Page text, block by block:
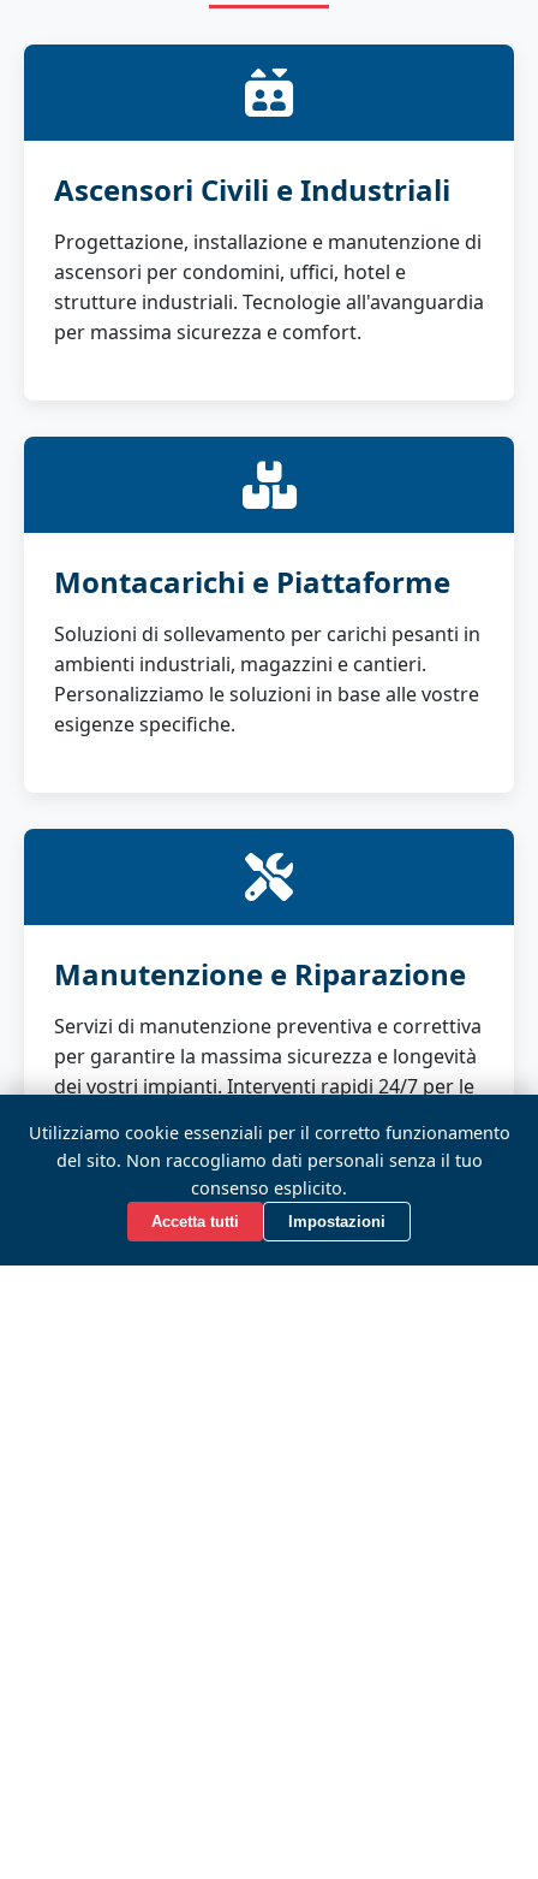
Ascensori Civili e Industriali
Progettazione, installazione e manutenzione di
ascensori per condomini, uffici, hotel e
strutture industriali. Tecnologie all'avanguardia
per massima sicurezza e comfort.
Montacarichi e Piattaforme
Soluzioni di sollevamento per carichi pesanti in
ambienti industriali, magazzini e cantieri.
Personalizziamo le soluzioni in base alle vostre
esigenze specifiche.
Manutenzione e Riparazione
Servizi di manutenzione preventiva e correttiva
per garantire la massima sicurezza e longevità
dei vostri impianti. Interventi rapidi 24/7 per le
Utilizziamo cookie essenziali per il corretto funzionamento
del sito. Non raccogliamo dati personali senza il tuo
consenso esplicito.
Accetta tutti Impostazioni